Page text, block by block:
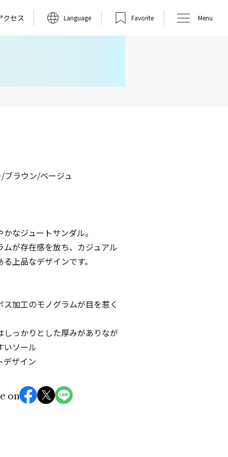
クセス Favorite
Language Menu
ブラウン/ベージュ
なジュートサンダル。
が存在感を放ち、カジュアル
上品なデザインです。
加工のモノグラムが目を惹く
しっかりとした厚みがありなが
いソール
デザイン
on